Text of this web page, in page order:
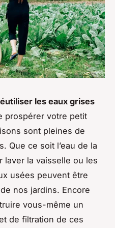
les eaux grises
prospérer votre petit
sont pleines de
Que ce soit l’eau de la
laver la vaisselle ou les
usées peuvent être
nos jardins. Encore
vous-même un
de filtration de ces